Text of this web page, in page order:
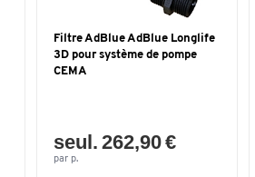
Filtre AdBlue AdBlue Longlife
3D pour système de pompe
CEMA
seul. 262,90 €
par p.